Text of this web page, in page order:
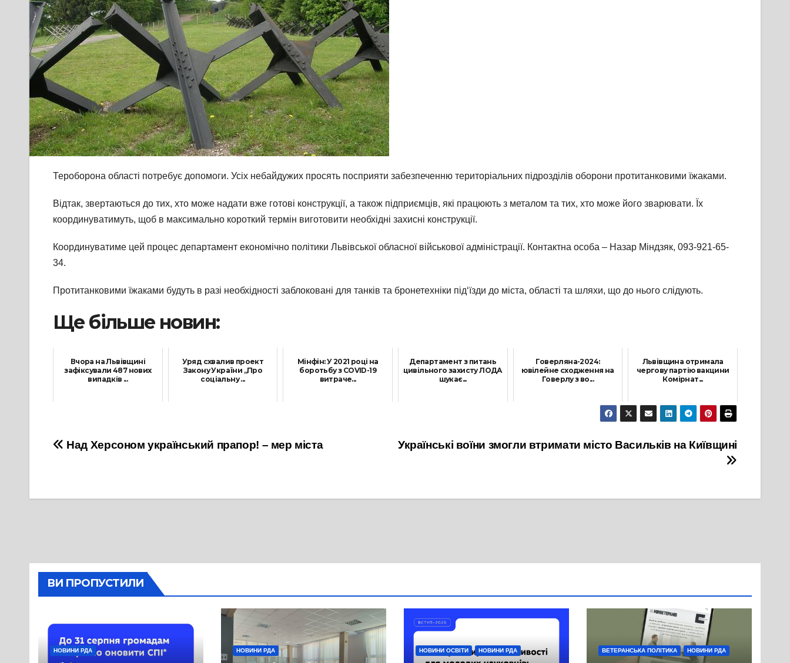
Тероборона області потребує допомоги. Усіх небайдужих просять посприяти забезпеченню територіальних підрозділів оборони протитанковими їжаками.
Відтак, звертаються до тих, хто може надати вже готові конструкції, а також підприємців, які працюють з металом та тих, хто може його зварювати. Їх
координуватимуть, щоб в максимально короткий термін виготовити необхідні захисні конструкції.
Координуватиме цей процес департамент економічно політики Львівської обласної військової адміністрації. Контактна особа – Назар Міндзяк, 093-921-65-
34.
Протитанковими їжаками будуть в разі необхідності заблоковані для танків та бронетехніки під‘їзди до міста, області та шляхи, що до нього слідують.
Ще більше новин:
Вчора на Львівщині
зафіксували 487 нових
випадків ...
Уряд схвалив проект
Закону України „Про
соціальну ...
Мінфін: У 2021 році на
боротьбу з COVID-19
витраче...
Департамент з питань
цивільного захисту ЛОДА
шукає...
Говерляна-2024:
ювілейне сходження на
Говерлу з во...
Львівщина отримала
чергову партію вакцини
Комірнат...
23 Жовтня, 2021
Навігація
Українські воїни змогли втримати місто Васильків на Київщині
Над Херсоном український прапор! – мер міста
ВИ ПРОПУСТИЛИ
НОВИНИ РДА НОВИНИ РДА НОВИНИ ОСВІТИ НОВИНИ РДА ВЕТЕРАНСЬКА ПОЛІТИКА НОВИНИ РДА